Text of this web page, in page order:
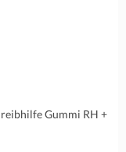
Gummi RH +